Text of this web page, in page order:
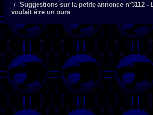
Suggestions sur la petite annonce n°3112 -
voulait être un ours